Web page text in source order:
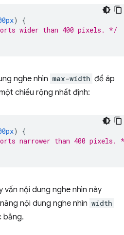
)
{
wider than 400 pixels. */
nghe nhìn max-width để áp
chiều rộng nhất định:
)
{
narrower than 400 pixels.
vấn nội dung nghe nhìn này
nội dung nghe nhìn width
bằng.